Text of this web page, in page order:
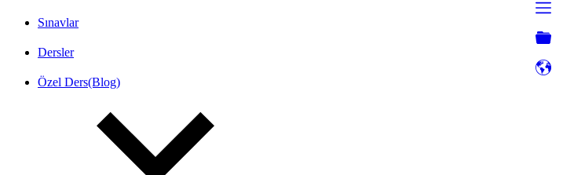
Sınavlar
Dersler
Özel Ders(Blog)